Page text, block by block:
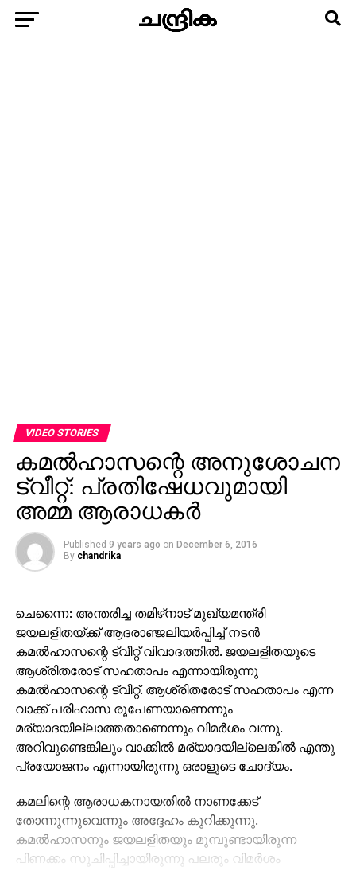
VIDEO STORIES
കമല്‍ഹാസന്റെ അനുശോചന
ട്വീറ്റ്: പ്രതിഷേധവുമായി
അമ്മ ആരാധകര്‍
Published 9 years ago on December 6, 2016
By chandrika
ചെന്നൈ: അന്തരിച്ച തമിഴ്‌നാട് മുഖ്യമന്ത്രി
ജയലളിതയ്ക്ക് ആദരാഞ്ജലിയര്‍പ്പിച്ച് നടന്‍
കമല്‍ഹാസന്റെ ട്വീറ്റ് വിവാദത്തില്‍. ജയലളിതയുടെ
ആശ്രിതരോട് സഹതാപം എന്നായിരുന്നു
കമല്‍ഹാസന്റെ ട്വീറ്റ്. ആശ്രിതരോട് സഹതാപം എന്ന
വാക്ക് പരിഹാസ രൂപേണയാണെന്നും
മര്യാദയില്ലാത്തതാണെന്നും വിമര്‍ശം വന്നു.
അറിവുണ്ടെങ്കിലും വാക്കില്‍ മര്യാദയില്ലെങ്കില്‍ എന്തു
പ്രയോജനം എന്നായിരുന്നു ഒരാളുടെ ചോദ്യം.
കമലിന്റെ ആരാധകനായതില്‍ നാണക്കേട്
തോന്നുന്നുവെന്നും അദ്ദേഹം കുറിക്കുന്നു.
കമല്‍ഹാസനും ജയലളിതയും മുമ്പുണ്ടായിരുന്ന
പിണക്കം സൂചിപ്പിച്ചായിരുന്നു പലരും വിമര്‍ശം